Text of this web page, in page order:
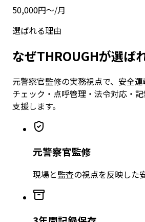
50,000円〜/月
選ばれる理由
なぜTHROUGHが選ば
元警察官監修の実務視点で、安全
チェック・点呼管理・法令対応・
支援します。
元警察官監修
現場と監査の視点を反映した